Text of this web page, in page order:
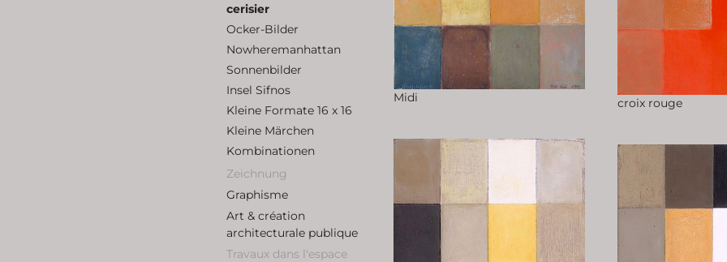
cerisier
Ocker-Bilder
Nowheremanhattan
Sonnenbilder
Insel Sifnos
Kleine Formate 16 x 16
Kleine Märchen
Kombinationen
Zeichnung
Graphisme
Art & création
architecturale publique
Travaux dans l'espace
Midi croix rouge